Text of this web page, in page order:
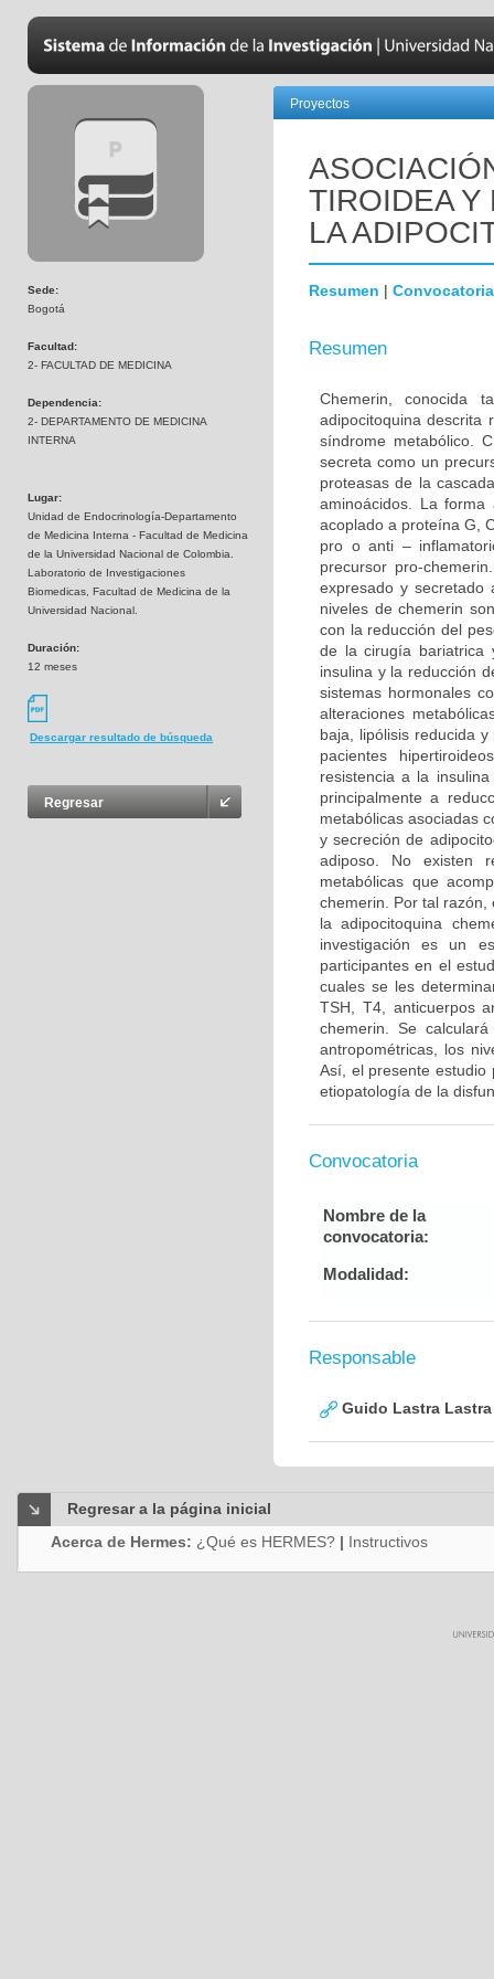
Sede:
Bogotá
Facultad:
2- FACULTAD DE MEDICINA
Dependencia:
2- DEPARTAMENTO DE MEDICINA
INTERNA
Lugar:
Unidad de Endocrinología-Departamento
de Medicina Interna - Facultad de Medicina
de la Universidad Nacional de Colombia.
Laboratorio de Investigaciones
Biomedicas, Facultad de Medicina de la
Universidad Nacional.
Duración:
12 meses
Descargar resultado de búsqueda
Regresar
Proyectos
TIROIDEA
LA
Resumen | Convocatoria
Resumen
Chemerin, conocida
adipocitoquina descrita
síndrome metabólico.
secreta como un
proteasas de la
aminoácidos. La
acoplado a proteína G,
pro o anti –
precursor pro-
expresado y secretado
niveles de chemerin
con la reducción del
de la cirugía bariatrica
insulina y la reducción
sistemas hormonales
alteraciones
baja, lipólisis reducida
pacientes
resistencia a la
principalmente a
metabólicas asociadas
y secreción de
adiposo. No existen
metabólicas que
chemerin. Por tal
la adipocitoquina
investigación es un
participantes en el
cuales se les
TSH, T4, anticuerpos
chemerin. Se
antropométricas, los
Así, el presente estudio
etiopatología de la
Convocatoria
Nombre de la
convocatoria:
Modalidad:
Responsable
Guido Lastra Lastra
Regresar a la página inicial
Acerca de Hermes: ¿Qué es HERMES? | Instructivos